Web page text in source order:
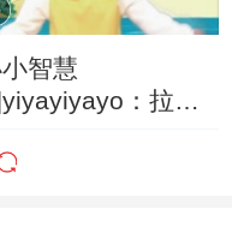
智慧
：拉鱼